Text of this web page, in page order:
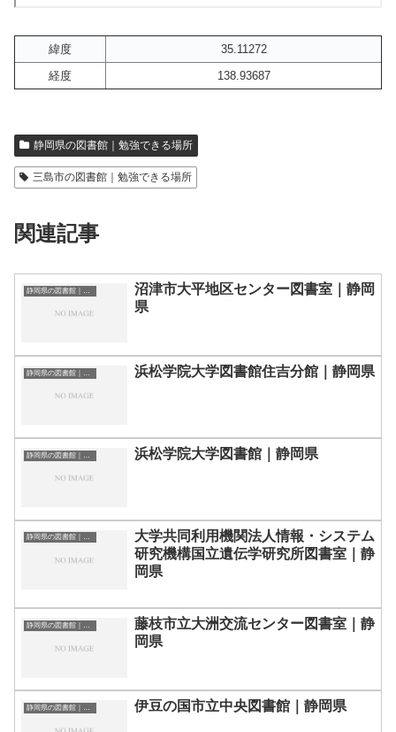
緯度
35.11272
経度
138.93687
静岡県の図書館｜勉強できる場所
三島市の図書館｜勉強できる場所
関連記事
沼津市大平地区センター図書室｜静岡
県
浜松学院大学図書館住吉分館｜静岡県
浜松学院大学図書館｜静岡県
静岡県の図書館｜勉強できる場所
大学共同利用機関法人情報・システム
研究機構国立遺伝学研究所図書室｜静
岡県
静岡県の図書館｜勉強できる場所
藤枝市立大洲交流センター図書室｜静
岡県
静岡県の図書館｜勉強できる場所 伊豆の国市立中央図書館｜静岡県